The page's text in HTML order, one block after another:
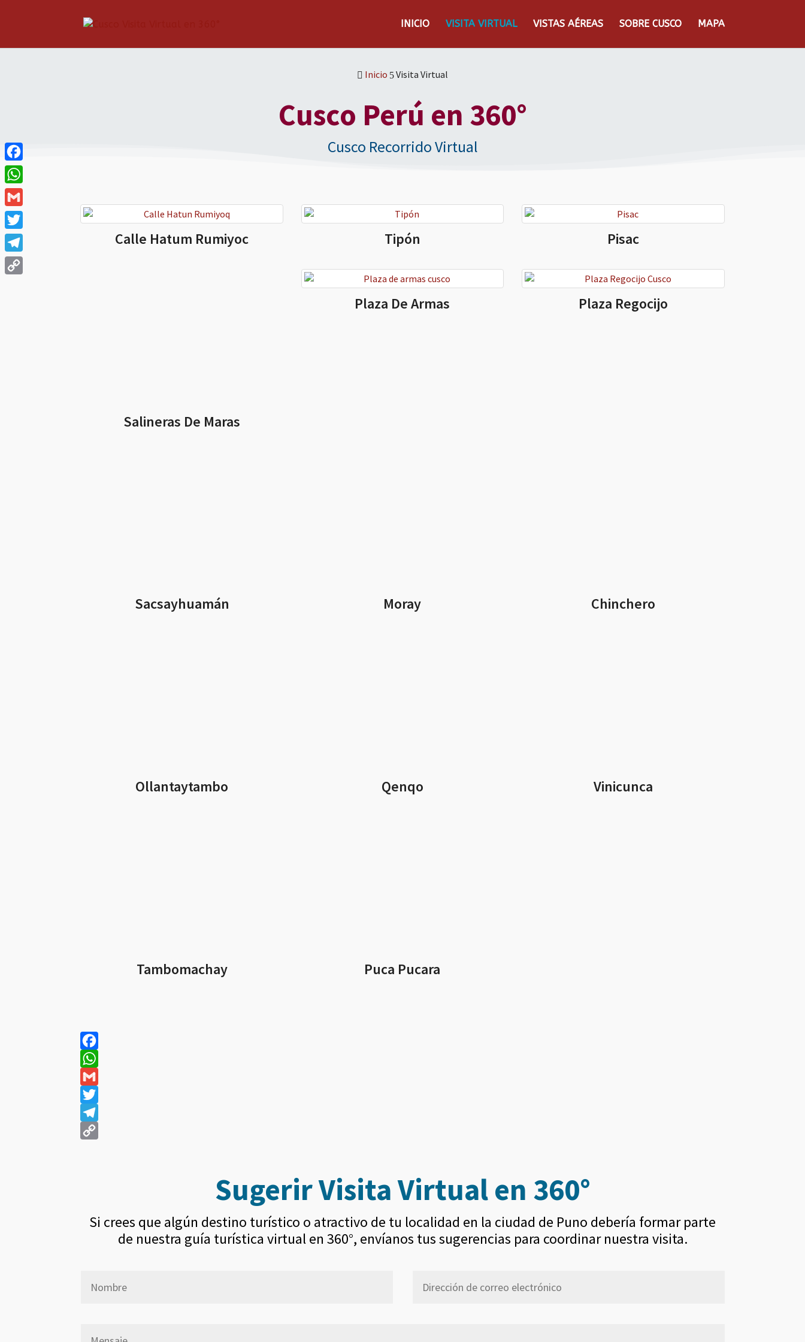
INICIO VISITA VIRTUAL VISTAS AÉREAS SOBRE CUSCO MAPA
 Inicio 5Visita Virtual
Cusco Perú en 360°
Cusco Recorrido Virtual
Calle Hatum Rumiyoc Tipón Pisac
Salineras De Maras
Plaza De Armas Plaza Regocijo
Sacsayhuamán Moray Chinchero
Ollantaytambo Qenqo Vinicunca
Tambomachay Puca Pucara
Sugerir Visita Virtual en 360°
Si crees que algún destino turístico o atractivo de tu localidad en la ciudad de Puno debería formar parte
de nuestra guía turística virtual en 360°, envíanos tus sugerencias para coordinar nuestra visita.
Facebook
WhatsApp
Gmail
Twitter
Telegram